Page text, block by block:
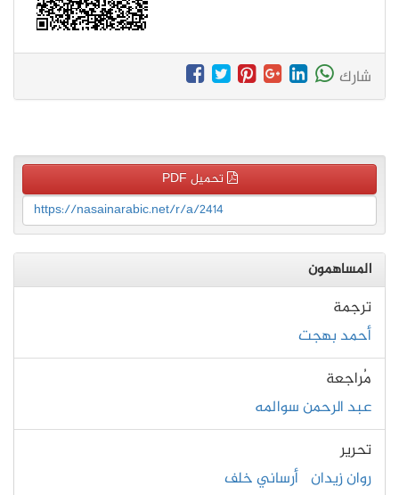
شارك
تحميل PDF
https://nasainarabic.net/r/a/2414
المساهمون
ترجمة
أحمد بهجت
مُراجعة
عبد الرحمن سوالمه
تحرير
روان زيدان أرساني خلف